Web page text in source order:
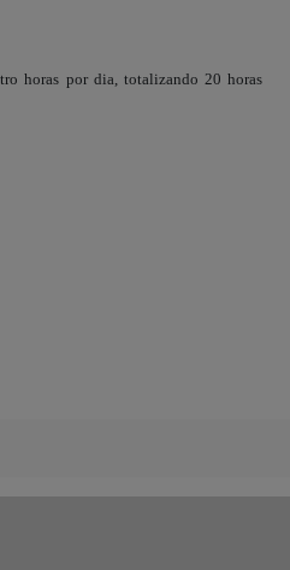
horas por dia, totalizando 20 horas